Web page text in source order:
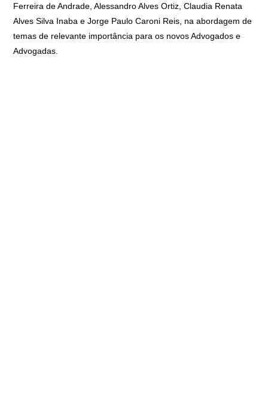
Ferreira de Andrade, Alessandro Alves Ortiz, Claudia Renata
Alves Silva Inaba e Jorge Paulo Caroni Reis, na abordagem de
temas de relevante importância para os novos Advogados e
Advogadas.